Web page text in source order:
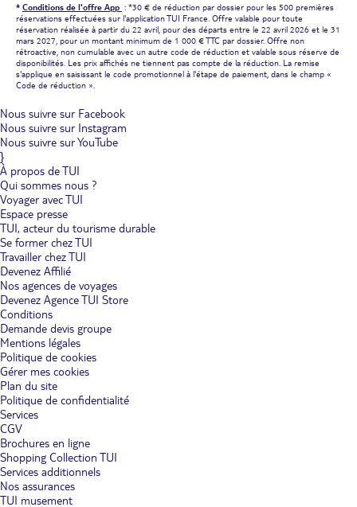
* Conditions de l'offre App : *30 € de réduction par dossier pour les 500 premières
réservations effectuées sur l'application TUI France. Offre valable pour toute
réservation réalisée à partir du 22 avril, pour des départs entre le 22 avril 2026 et le 31
mars 2027, pour un montant minimum de 1 000 € TTC par dossier. Offre non
rétroactive, non cumulable avec un autre code de réduction et valable sous réserve de
disponibilités. Les prix affichés ne tiennent pas compte de la réduction. La remise
s'applique en saisissant le code promotionnel à l'étape de paiement, dans le champ «
Code de réduction ».
Nous suivre sur Facebook
Nous suivre sur Instagram
Nous suivre sur YouTube
}
À propos de TUI
Qui sommes nous ?
Voyager avec TUI
Espace presse
TUI, acteur du tourisme durable
Se former chez TUI
Travailler chez TUI
Devenez Affilié
Nos agences de voyages
Devenez Agence TUI Store
Conditions
Demande devis groupe
Mentions légales
Politique de cookies
Gérer mes cookies
Plan du site
Politique de confidentialité
Services
CGV
Brochures en ligne
Shopping Collection TUI
Services additionnels
Nos assurances
TUI musement